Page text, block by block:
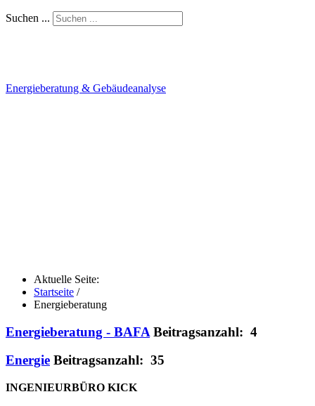
Suchen ...
Energieberatung & Gebäudeanalyse
Aktuelle Seite:
Startseite /
Energieberatung
Energieberatung - BAFA Beitragsanzahl: 4
Energie Beitragsanzahl: 35
INGENIEURBÜRO KICK